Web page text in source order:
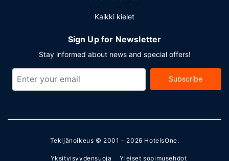
Kaikki kielet
Sign Up for Newsletter
Stay informed about news and special offers!
Subscribe
Tekijänoikeus © 2001 - 2026 HotelsOne.
Yksityisyydensuoja Yleiset sopimusehdot